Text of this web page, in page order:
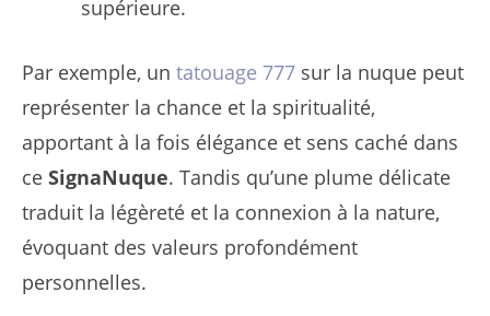
supérieure.
Par exemple, un tatouage 777 sur la nuque peut
représenter la chance et la spiritualité,
apportant à la fois élégance et sens caché dans
ce SignaNuque. Tandis qu’une plume délicate
traduit la légèreté et la connexion à la nature,
évoquant des valeurs profondément
personnelles.